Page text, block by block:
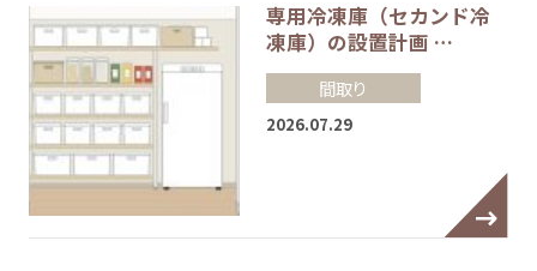
専用冷凍庫（セカンド冷
凍庫）の設置計画 …
間取り
2026.07.29